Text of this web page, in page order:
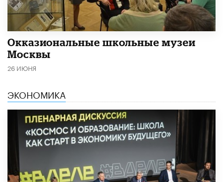
​Окказиональные школьные музеи
Москвы
26 ИЮНЯ
ЭКОНОМИКА